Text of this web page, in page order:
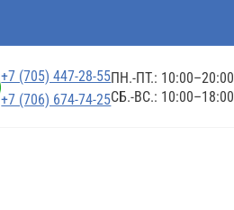
+7 (705) 447-28-55
+7 (706) 674-74-25
ПН.-ПТ.: 10:00–20:00
СБ.-ВС.: 10:00–18:00